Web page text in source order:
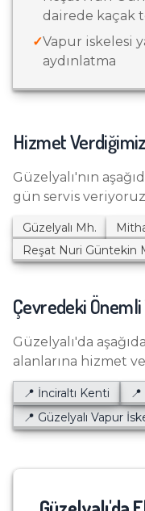
dairede kaçak
✓Vapur iskelesi
aydınlatma
Hizmet
Güzelyalı'nın
gün servis
Güzelyalı Mh.
Reşat Nuri Güntekin
Çevredeki
Güzelyalı'da
alanlarına hizmet
📍 İnciraltı Kenti 📍
📍 Güzelyalı Vapur